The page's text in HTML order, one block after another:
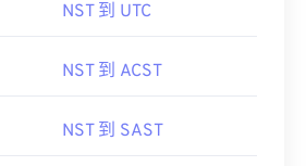
NST 到 UTC
NST 到 ACST
NST 到 SAST